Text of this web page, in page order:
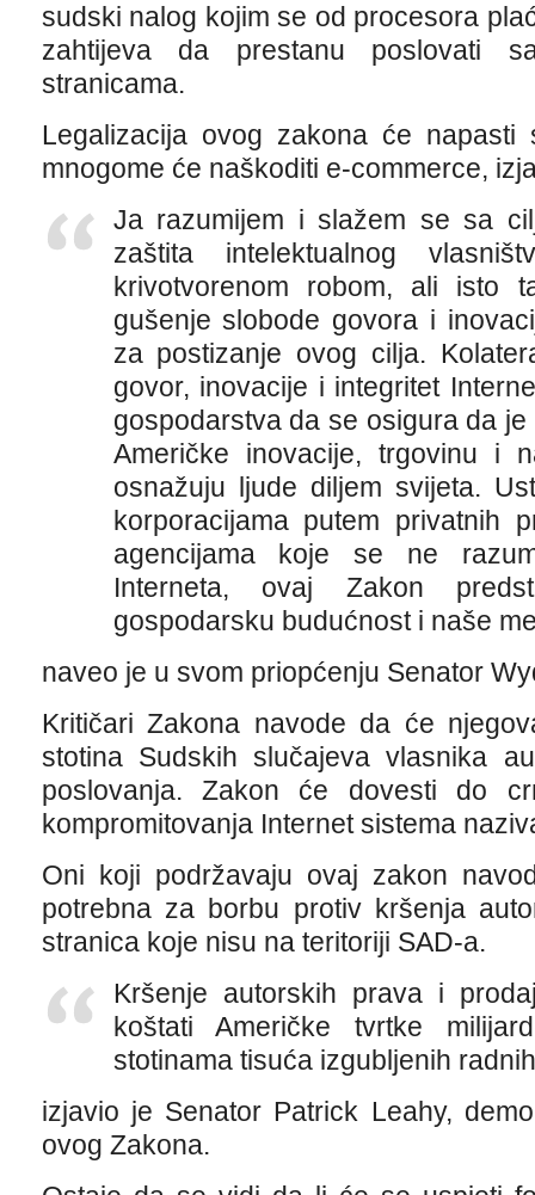
sudski nalog kojim se od procesora
zahtijeva da prestanu poslovati
stranicama.
Legalizacija ovog zakona će
mnogome će naškoditi e-commerce,
Ja razumijem i slažem se sa
zaštita intelektualnog
krivotvorenom robom, ali isto
gušenje slobode govora i
za postizanje ovog cilja.
govor, inovacije i integritet
gospodarstva da se osigura da
Američke inovacije, trgovinu i
osnažuju ljude diljem svijeta.
korporacijama putem privatnih
agencijama koje se ne
Interneta, ovaj Zakon
gospodarsku budućnost i naše
naveo je u svom priopćenju Senator
Kritičari Zakona navode da će
stotina Sudskih slučajeva vlasnika
poslovanja. Zakon će dovesti do
kompromitovanja Internet sistema
Oni koji podržavaju ovaj zakon
potrebna za borbu protiv kršenja
stranica koje nisu na teritoriji SAD-a.
Kršenje autorskih prava i
koštati Američke tvrtke
stotinama tisuća izgubljenih
izjavio je Senator Patrick Leahy,
ovog Zakona.